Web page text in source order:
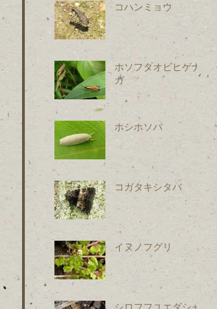
コハンミョウ
ホソフタオビヒゲナ
ガ
ホシホソバ
コガタキシタバ
イヌノフグリ
シロフフユエダシャ